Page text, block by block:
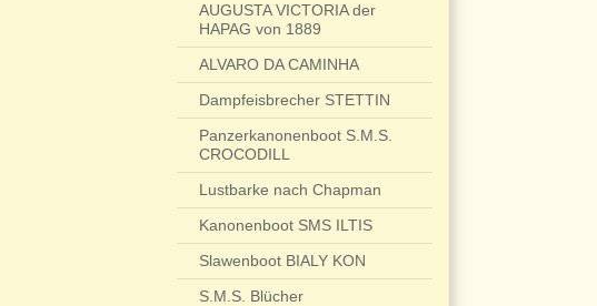
AUGUSTA VICTORIA der
HAPAG von 1889
ALVARO DA CAMINHA
Dampfeisbrecher STETTIN
Panzerkanonenboot S.M.S.
CROCODILL
Lustbarke nach Chapman
Kanonenboot SMS ILTIS
Slawenboot BIALY KON
S.M.S. Blücher